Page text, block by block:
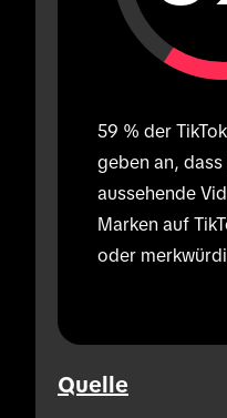
59 % der
geben an, dass
aussehende
Marken auf
oder
Quelle